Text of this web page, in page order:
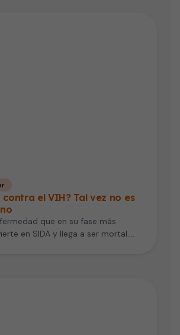
contra el VIH? Tal vez no es
que en su fase más
en SIDA y llega a ser mortal.…